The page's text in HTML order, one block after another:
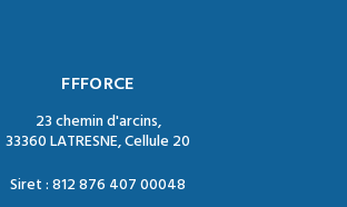
FFFORCE
23 chemin d'arcins,
33360 LATRESNE, Cellule 20
Siret : 812 876 407 00048